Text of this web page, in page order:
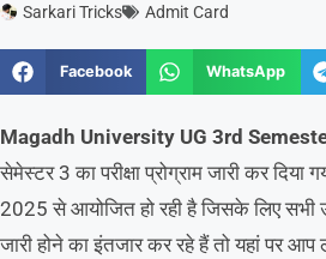
Sarkari Tricks Admit Card
Facebook WhatsApp
Magadh University UG 3rd
सेमेस्टर 3 का परीक्षा प्रोग्राम जारी कर दिया
2025 से आयोजित हो रही है जिसके लिए सभी
जारी होने का इंतजार कर रहे हैं तो यहां पर आप